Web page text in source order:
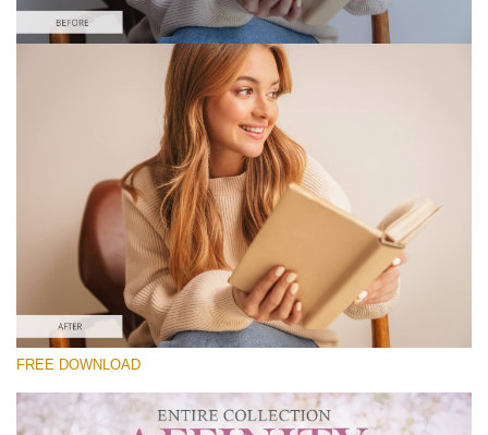
Выберите Вариант
Free Affinity Preset #13
Premium Collection
Скачать Бесплатно
FREE DOWNLOAD